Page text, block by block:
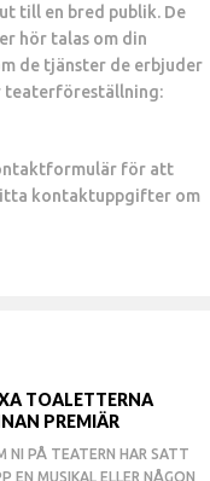
till en bred publik. De
hör talas om din
de tjänster de erbjuder
teaterföreställning:
för att
kontaktuppgifter om
TOALETTERNA
PREMIÄR
NI PÅ TEATERN HAR SATT
EN MUSIKAL ELLER NÅGON